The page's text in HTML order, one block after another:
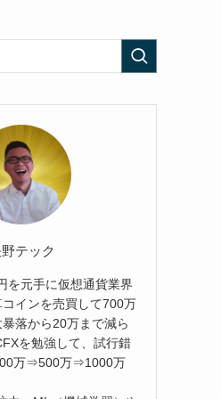
テック
を元手に仮想通貨業界
インを売買して700万
落から20万まで減ら
を勉強して、試行錯
万⇒500万⇒1000万